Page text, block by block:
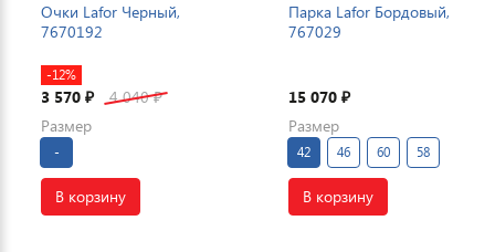
Очки Lafor Черный,
7670192
-12%
3 570 ₽ 4 040₽
Размер
-
В корзину
Парка Lafor Бордовый,
767029
15 070 ₽
Размер
42 46 60 58
В корзину